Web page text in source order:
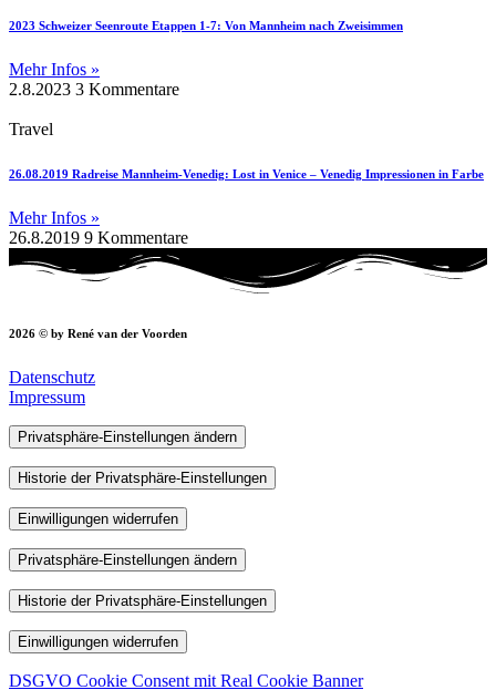
2023 Schweizer Seenroute Etappen 1-7: Von Mannheim nach Zweisimmen
Mehr Infos »
2.8.2023 3 Kommentare
Travel
26.08.2019 Radreise Mannheim-Venedig: Lost in Venice – Venedig Impressionen in Farbe
Mehr Infos »
26.8.2019 9 Kommentare
2026 © by René van der Voorden
Datenschutz
Impressum
Privatsphäre-Einstellungen ändern
Historie der Privatsphäre-Einstellungen
Einwilligungen widerrufen
Privatsphäre-Einstellungen ändern
Historie der Privatsphäre-Einstellungen
Einwilligungen widerrufen
DSGVO Cookie Consent mit Real Cookie Banner